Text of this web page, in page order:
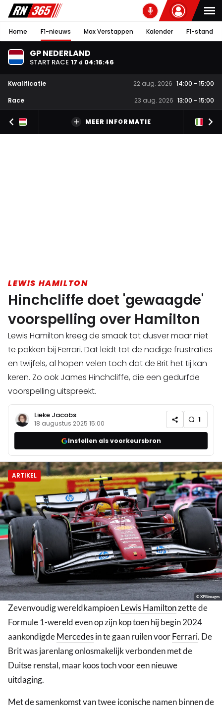
Home F1-nieuws Max Verstappen Kalender F1-stand
GP NEDERLAND
START RACE 17 d 04:16:45
Kwalificatie 22 aug. 2026 14:00 - 15:00
Race
23 aug. 2026 13:00 - 15:00
MEER INFORMATIE
LEWIS HAMILTON
Hinchcliffe doet 'gewaagde'
voorspelling over Hamilton
Lewis Hamilton kreeg de smaak tot dusver maar niet
te pakken bij Ferrari. Dat leidt tot de nodige frustraties
en twijfels, al hopen velen toch dat de Brit het tij kan
keren. Zo ook James Hinchcliffe, die een gedurfde
voorspelling uitspreekt.
Lieke Jacobs
18 augustus 2025 15:00 1
Instellen als voorkeursbron
ARTIKEL
© XPBimages
Zevenvoudig wereldkampioenLewis Hamiltonzette de
Formule 1-wereld even op zijn kop toen hij begin 2024
aankondigdeMercedesin te gaan ruilen voorFerrari. De
Brit was jarenlang onlosmakelijk verbonden met de
Duitse renstal, maar koos toch voor een nieuwe
uitdaging.
Met de samenkomst van twee iconische namen binnen de